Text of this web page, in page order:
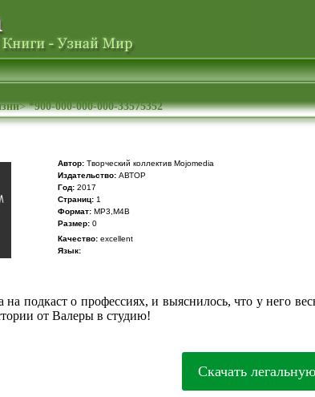
>*900-000-000-000-33575352
Автор: Творческий коллектив Mojomedia
Издательство: АВТОР
Год: 2017
Cтраниц: 1
Формат: MP3,M4B
Размер: 0
Качество: excellent
Язык:
подкаст о профессиях, и выяснилось, что у него
от Валеры в студию!
Скачать